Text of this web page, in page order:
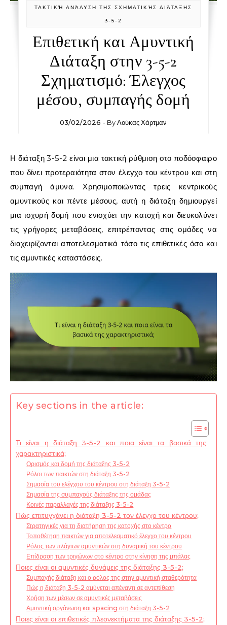
ΤΑΚΤΙΚΉ ΑΝΆΛΥΣΗ ΤΗΣ ΣΧΗΜΑΤΙΚΉΣ ΔΙΆΤΑΞΗΣ
3-5-2
Επιθετική και Αμυντική
Διάταξη στην 3-5-2
Σχηματισμό: Έλεγχος
μέσου, συμπαγής δομή
03/02/2026 - ByΛούκας Χάρτμαν
Η διάταξη 3-5-2 είναι μια τακτική ρύθμιση στο ποδόσφαιρο
που δίνει προτεραιότητα στον έλεγχο του κέντρου και στη
συμπαγή άμυνα. Χρησιμοποιώντας τρεις κεντρικούς
αμυντικούς και πέντε μέσους, αυτή η διάταξη δημιουργεί
μια ισχυρή δομή που ενισχύει την κατοχή και διευκολύνει
τις γρήγορες μεταβάσεις, επιτρέποντας στις ομάδες να
διαχειρίζονται αποτελεσματικά τόσο τις επιθετικές όσο και
τις αμυντικές καταστάσεις.
Key sections in the article:
Τι είναι η διάταξη 3-5-2 και ποια είναι τα βασικά της
χαρακτηριστικά;
Ορισμός και δομή της διάταξης 3-5-2
Ρόλοι των παικτών στη διάταξη 3-5-2
Σημασία του ελέγχου του κέντρου στη διάταξη 3-5-2
Σημασία της συμπαγούς διάταξης της ομάδας
Κοινές παραλλαγές της διάταξης 3-5-2
Πώς επιτυγχάνει η διάταξη 3-5-2 τον έλεγχο του κέντρου;
Στρατηγικές για τη διατήρηση της κατοχής στο κέντρο
Τοποθέτηση παικτών για αποτελεσματικό έλεγχο του κέντρου
Ρόλος των πλάγιων αμυντικών στη δυναμική του κέντρου
Επίδραση των τριγώνων στο κέντρο στην κίνηση της μπάλας
Ποιες είναι οι αμυντικές δυνάμεις της διάταξης 3-5-2;
Συμπαγής διάταξη και ο ρόλος της στην αμυντική σταθερότητα
Πώς η διάταξη 3-5-2 αμύνεται απέναντι σε αντεπίθεση
Χρήση των μέσων σε αμυντικές μεταβάσεις
Αμυντική οργάνωση και spacing στη διάταξη 3-5-2
Ποιες είναι οι επιθετικές πλεονεκτήματα της διάταξης 3-5-2;